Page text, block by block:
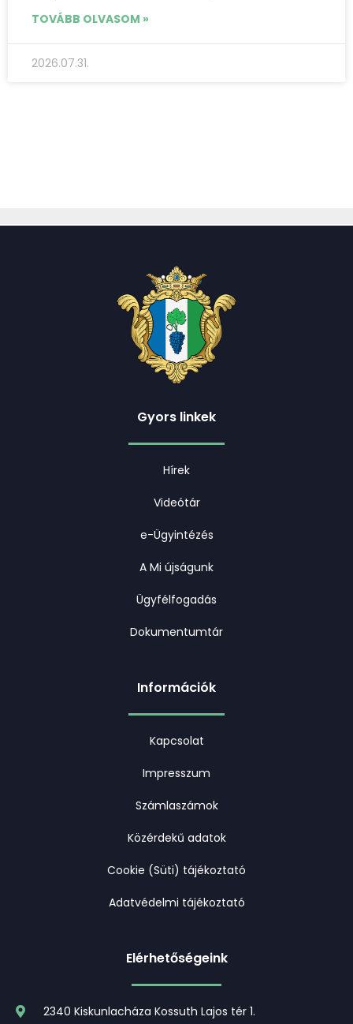
TOVÁBB OLVASOM »
2026.07.31.
Gyors linkek
Hírek
Videótár
e-Ügyintézés
A Mi újságunk
Ügyfélfogadás
Dokumentumtár
Információk
Kapcsolat
Impresszum
Számlaszámok
Közérdekű adatok
Cookie (Süti) tájékoztató
Adatvédelmi tájékoztató
Elérhetőségeink
2340 Kiskunlacháza Kossuth Lajos tér 1.